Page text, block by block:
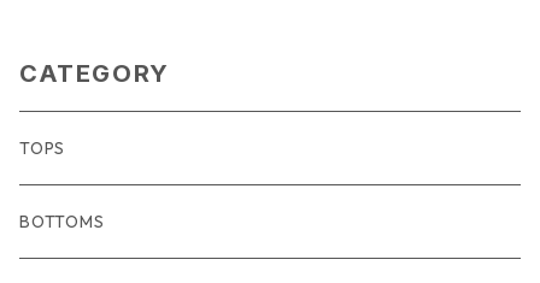
CATEGORY
TOPS
BOTTOMS